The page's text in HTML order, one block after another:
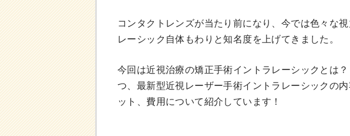
コンタクトレンズが当たり前になり、今では色々な
レーシック自体もわりと知名度を上げてきました。
今回は近視治療の矯正手術イントラレーシックとは
つ、最新型近視レーザー手術イントラレーシックの
ット、費用について紹介しています！